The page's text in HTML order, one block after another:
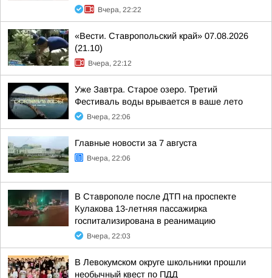
Вчера, 22:22
«Вести. Ставропольский край» 07.08.2026
(21.10)
Вчера, 22:12
Уже Завтра. Старое озеро. Третий
Фестиваль воды врывается в ваше лето
Вчера, 22:06
Главные новости за 7 августа
Вчера, 22:06
В Ставрополе после ДТП на проспекте
Кулакова 13-летняя пассажирка
госпитализирована в реанимацию
Вчера, 22:03
В Левокумском округе школьники прошли
необычный квест по ПДД